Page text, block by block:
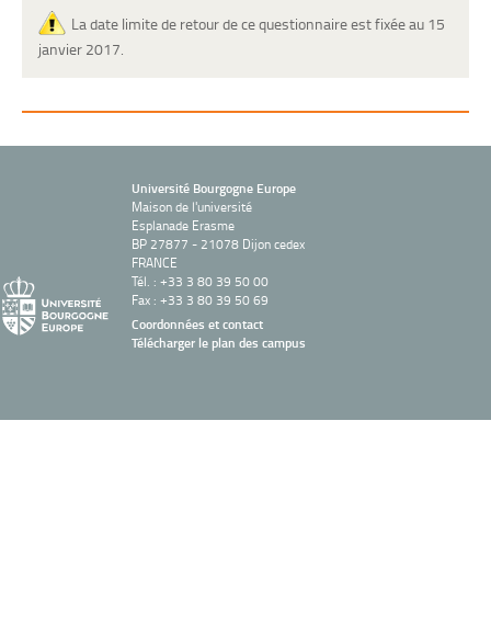
La date limite de retour de ce questionnaire est fixée au 15
janvier 2017.
Université Bourgogne Europe
Maison de l'université
Esplanade Erasme
BP 27877 - 21078 Dijon cedex
FRANCE
Tél. : +33 3 80 39 50 00
Fax : +33 3 80 39 50 69
Coordonnées et contact
Télécharger le plan des campus